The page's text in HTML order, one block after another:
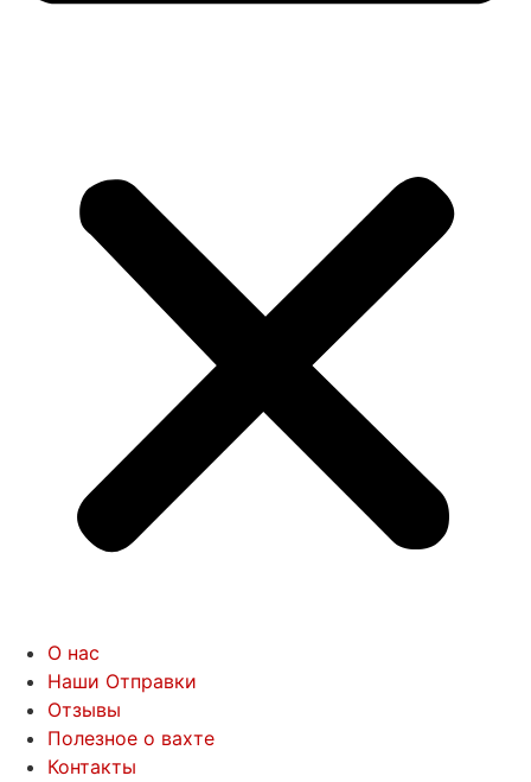
О нас
Наши Отправки
Отзывы
Полезное о вахте
Контакты